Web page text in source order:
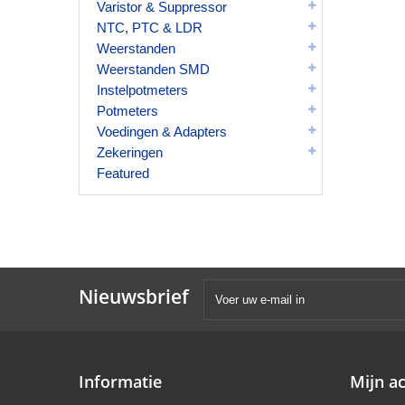
Varistor & Suppressor
NTC, PTC & LDR
Weerstanden
Weerstanden SMD
Instelpotmeters
Potmeters
Voedingen & Adapters
Zekeringen
Featured
Nieuwsbrief
Informatie Mijn